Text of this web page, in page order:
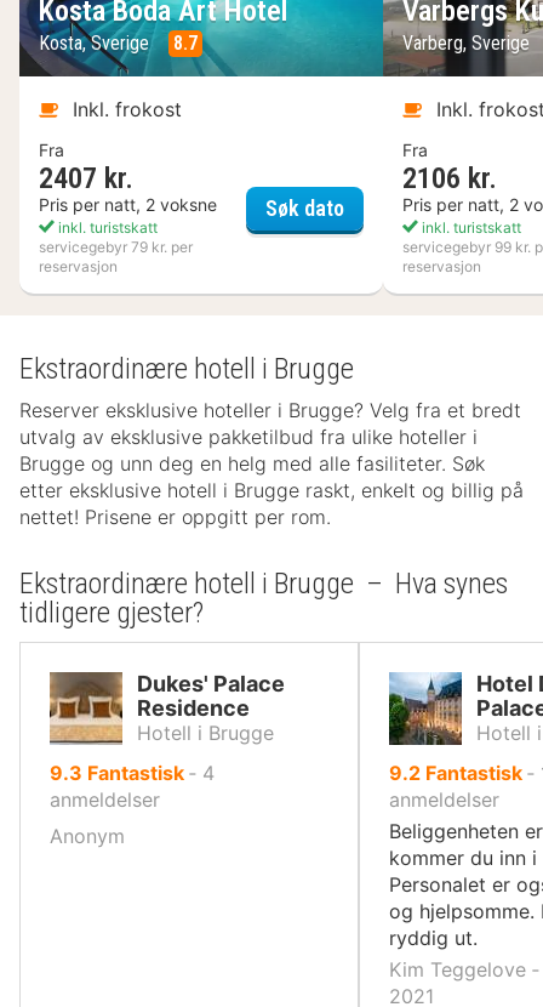
Kosta Boda Art Hotel
Kosta, Sverige 8.7
Inkl. frokost
Fra
2407 kr.
Pris per natt, 2 voksne
inkl. turistskatt
servicegebyr 79 kr. per
reservasjon
Søk datoKosta Boda Art Hotel
Varbergs
Varberg, Sverige
Inkl.
Fra
2106 kr.
Pris per natt, 2
inkl. turistskatt
servicegebyr 99 kr.
reservasjon
Ekstraordinære hotell i Brugge
Reserver eksklusive hoteller i Brugge? Velg fra et bredt
utvalg av eksklusive pakketilbud fra ulike hoteller i
Brugge og unn deg en helg med alle fasiliteter. Søk
etter eksklusive hotell i Brugge raskt, enkelt og billig på
nettet! Prisene er oppgitt per rom.
Ekstraordinære hotell i Brugge – Hva synes
tidligere gjester?
Dukes' Palace
Residence
Hotell i Brugge
9.3 av
10,
Fantastisk ‐ 4
anmeldelser
Anonym
Hotel
Hotell
9.2 av
10,
Fantastisk ‐
anmeldelser
Beliggenheten
kommer du inn i
Personalet er
og hjelpsomme.
ryddig ut.
Kim Teggelove
2021